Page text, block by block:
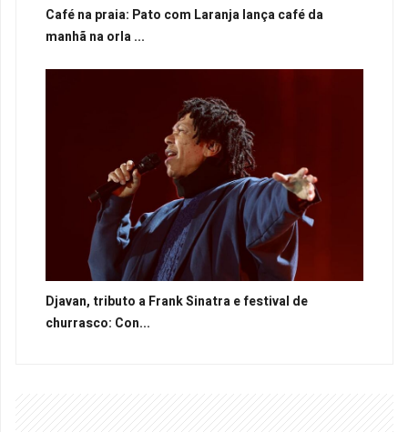
Café na praia: Pato com Laranja lança café da
manhã na orla ...
Djavan, tributo a Frank Sinatra e festival de
churrasco: Con...